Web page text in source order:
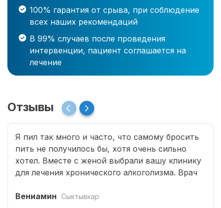
100% гарантия от срыва, при соблюдение
всех наших рекомендаций
В 99% случаев после проведения
интервенции, пациент соглашается на
лечение
Отзывы
Я пил так много и часто, что самому бросить
пить не получилось бы, хотя очень сильно
хотел. Вместе с женой выбрали вашу клинику
для лечения хронического алкоголизма. Врач
сроком на три года. Вшивание препаратов
Вениамин Сыктывкар